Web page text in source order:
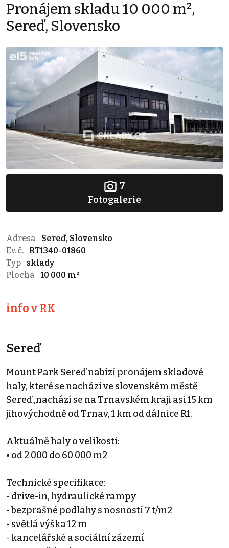
Pronájem skladu 10 000 m²,
Sereď, Slovensko
7
Fotogalerie
Adresa
Sereď, Slovensko
Ev. č.
RT1340-01860
Typ
sklady
Plocha
10 000 m²
info v RK
Sereď
Mount Park Sereď nabízí pronájem skladové
haly, které se nachází ve slovenském městě
Sereď ,nachází se na Trnavském kraji asi 15 km
jihovýchodně od Trnav, 1 km od dálnice R1.
Aktuálně haly o velikosti:
• od 2 000 do 60 000 m2
Technické specifikace:
- drive-in, hydraulické rampy
- bezprašné podlahy s nosností 7 t/m2
- světlá výška 12 m
- kancelářské a sociální zázemí